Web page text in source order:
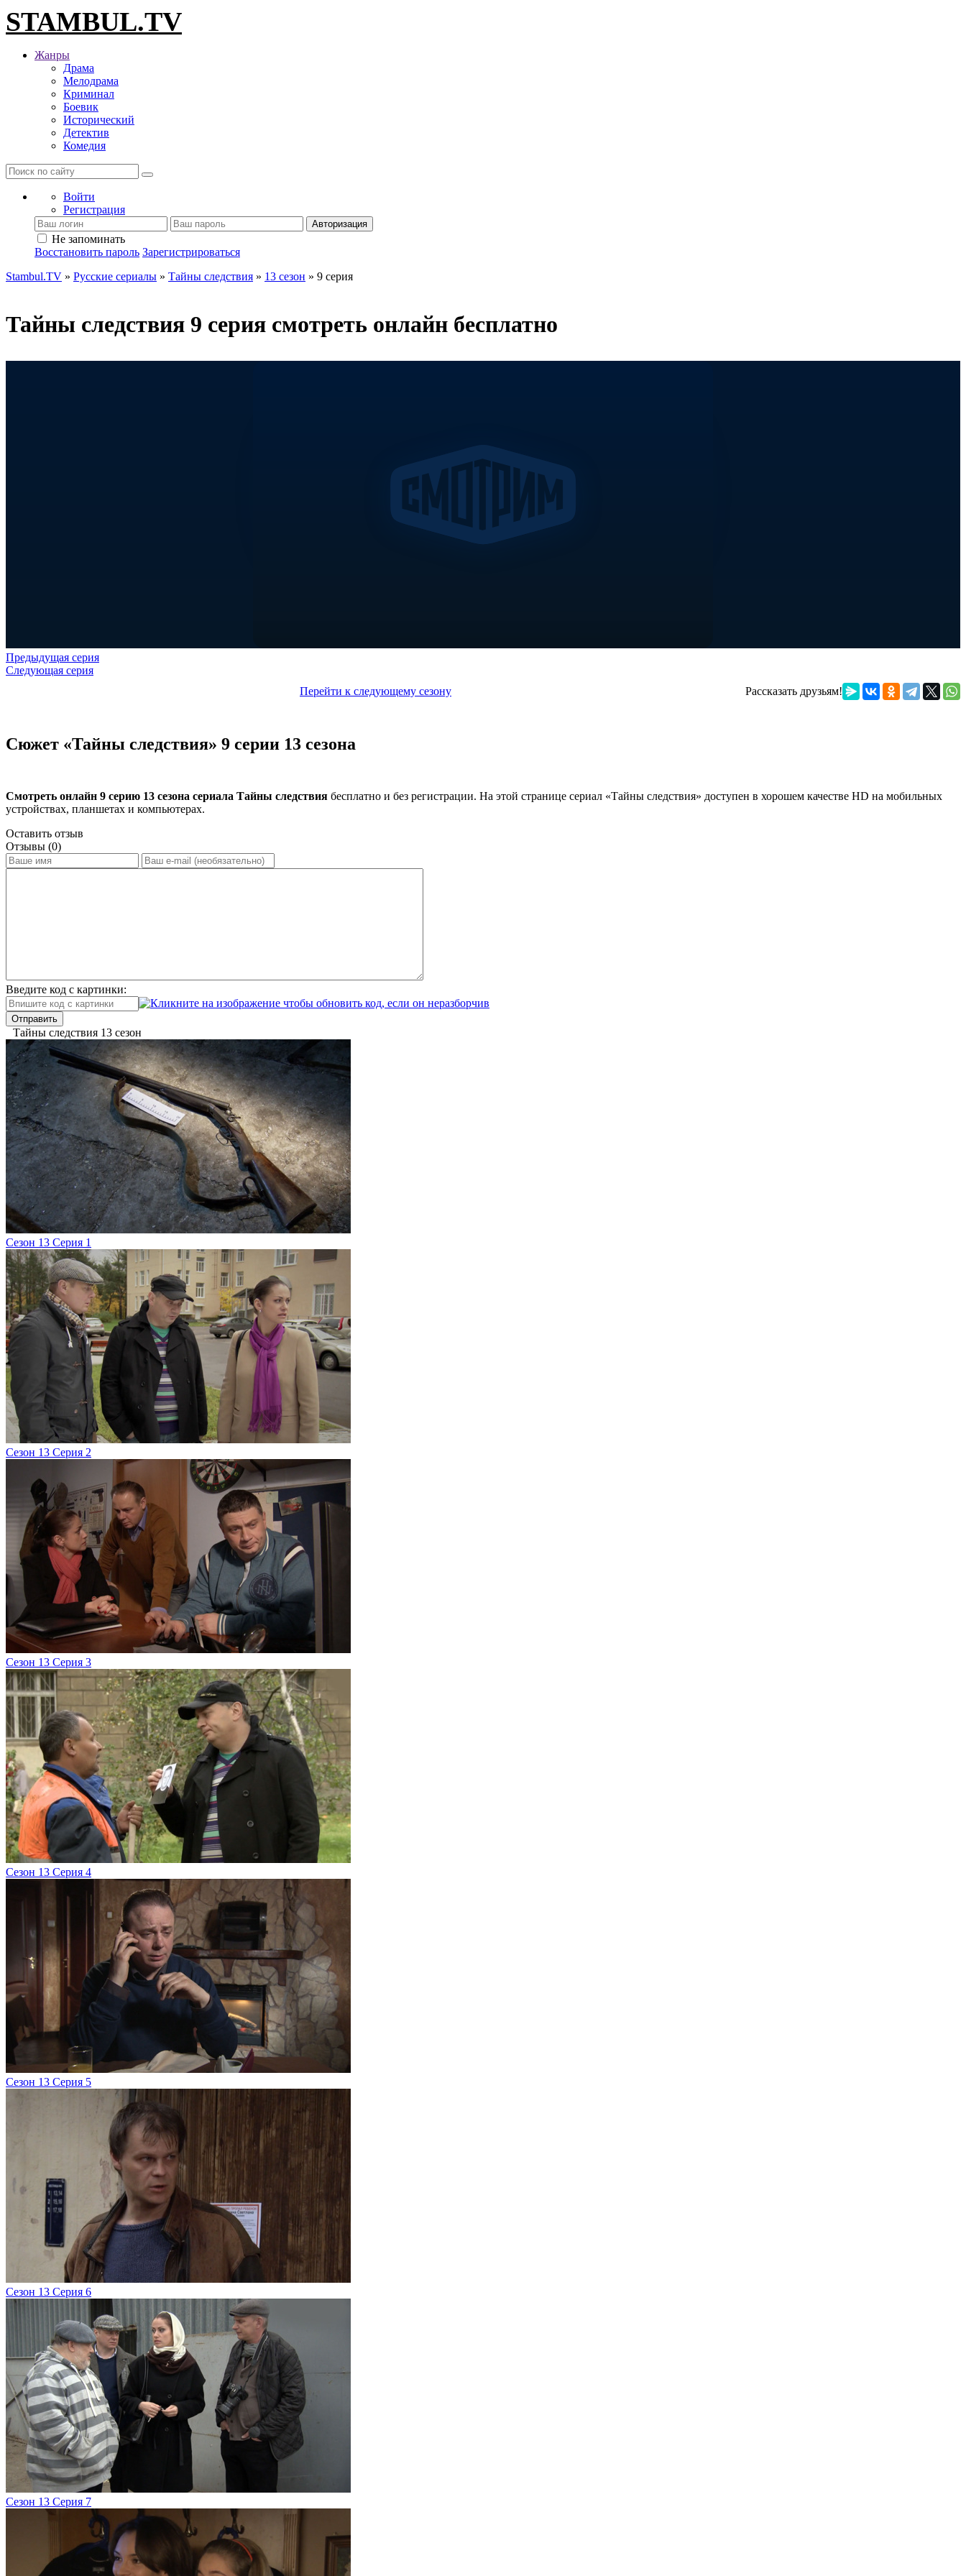
STAMBUL.TV
Жанры
Драма
Мелодрама
Криминал
Боевик
Исторический
Детектив
Комедия
Войти
Регистрация
Авторизация
Не запоминать
Восстановить пароль Зарегистрироваться
Stambul.TV » Русские сериалы » Тайны следствия » 13 сезон » 9 серия
Тайны следствия 9 серия смотреть онлайн бесплатно
Предыдущая серия
Следующая серия
Перейти к следующему сезону
Рассказать друзьям!
Сюжет «Тайны следствия» 9 серии 13 сезона
Смотреть онлайн 9 серию 13 сезона сериала Тайны следствия бесплатно и без регистрации. На этой странице сериал «Тайны следствия» доступен в хорошем качестве HD на мобильных
устройствах, планшетах и компьютерах.
Оставить отзыв
Отзывы (0)
Введите код с картинки:
Отправить
Тайны следствия 13 сезон
Сезон 13 Серия 1
Сезон 13 Серия 2
Сезон 13 Серия 3
Сезон 13 Серия 4
Сезон 13 Серия 5
Сезон 13 Серия 6
Сезон 13 Серия 7